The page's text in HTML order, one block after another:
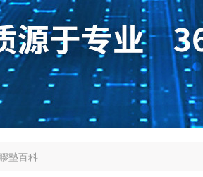
墊百科